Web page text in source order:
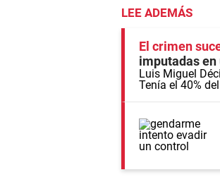
LEE ADEMÁS
El crimen
imputadas
Luis Miguel
Tenía el 40%